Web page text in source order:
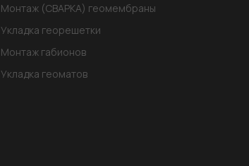
Монтаж (СВАРКА) геомембраны
Укладка георешетки
Монтаж габионов
Укладка геоматов